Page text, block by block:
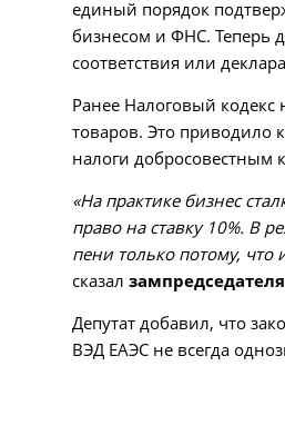
единый порядок
бизнесом и ФНС. Теперь
соответствия или
Ранее Налоговый кодекс
товаров. Это приводило
налоги
«На практике бизнес
право на ставку 10%. В
пени только потому, что
сказал
Депутат добавил, что
ВЭД ЕАЭС не всегда